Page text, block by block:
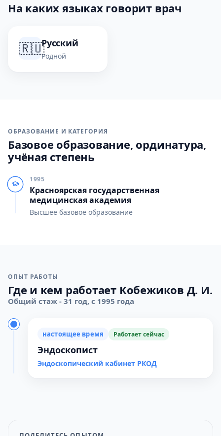
На каких языках говорит врач
🇷🇺Русский
Родной
ОБРАЗОВАНИЕ И КАТЕГОРИЯ
Базовое образование, ординатура,
учёная степень
1995
Красноярская государственная
медицинская академия
Высшее базовое образование
ОПЫТ РАБОТЫ
Где и кем работает Кобежиков Д. И.
Общий стаж - 31 год, с 1995 года
настоящее время Работает сейчас
Эндоскопист
Эндоскопический кабинет РКОД